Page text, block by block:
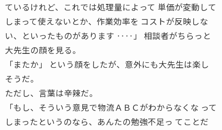
ているけれど、これでは処理量によって 単価が変動して
しまって使えないとか、作業効率を コストが反映しな
い、といったものがあります ‥‥」 相談者がちらっと
大先生の顔を見る。
「またか」 という顔をしたが、意外にも大先生は楽し
そうだ。
ただし、言葉は辛辣だ。
「もし、そういう意見で物流ＡＢＣがわからなくな って
しまったというのなら、あんたの勉強不足っ てことだ